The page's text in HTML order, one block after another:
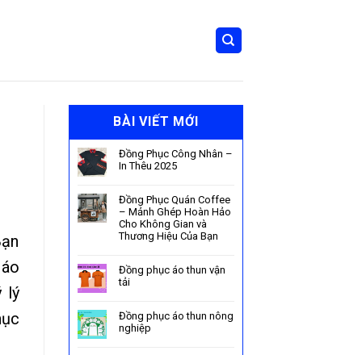
lý
BÀI VIẾT MỚI
Đồng Phục Công Nhân –
In Thêu 2025
Đồng Phục Quán Coffee
– Mảnh Ghép Hoàn Hảo
Cho Không Gian và
Thương Hiệu Của Bạn
Đồng phục áo thun vận
tải
Đồng phục áo thun nông
nghiệp